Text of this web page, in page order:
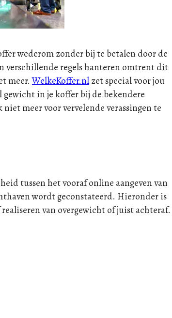
wederom zonder bij te betalen door de
verschillende regels hanteren omtrent dit
meer.WelkeKoffer.nlzet special voor jou
gewicht in je koffer bij de bekendere
meer voor vervelende verassingen te
tussen het vooraf online aangeven van
wordt geconstateerd. Hieronder is
van overgewicht of juist achteraf.